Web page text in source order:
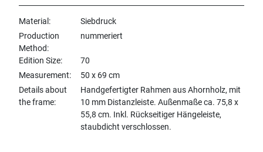
Material
Siebdruck
Production
Method
nummeriert
Edition Size
70
Measurement
50 x 69 cm
Details about
the frame
Handgefertigter Rahmen aus Ahornholz, mit
10 mm Distanzleiste. Außenmaße ca. 75,8 x
55,8 cm. Inkl. Rückseitiger Hängeleiste,
staubdicht verschlossen.